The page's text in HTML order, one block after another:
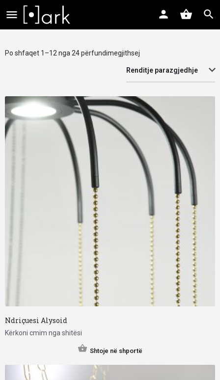
Po shfaqet 1–12 nga 24 përfundimegjithsej
Renditje parazgjedhje
Ndriçuesi Alysoid
Kërkoni cmim nga shitësi
Shtoje në shportë